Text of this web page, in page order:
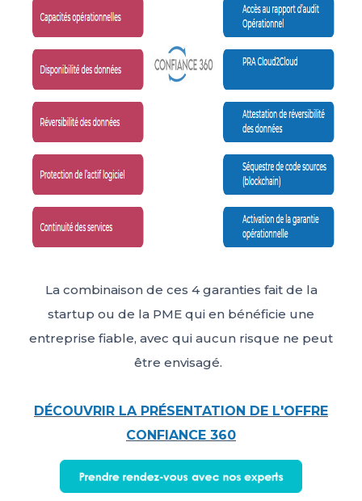
La combinaison de ces 4 garanties fait de la
startup ou de la PME qui en bénéficie une
entreprise fiable, avec qui aucun risque ne peut
être envisagé.
DÉCOUVRIR LA PRÉSENTATION DE L'OFFRE
CONFIANCE 360